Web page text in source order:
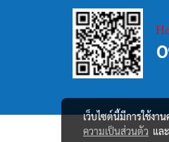
เว็บไซต์นี้มีการใช้งา
ความเป็นส่วนตัว และ